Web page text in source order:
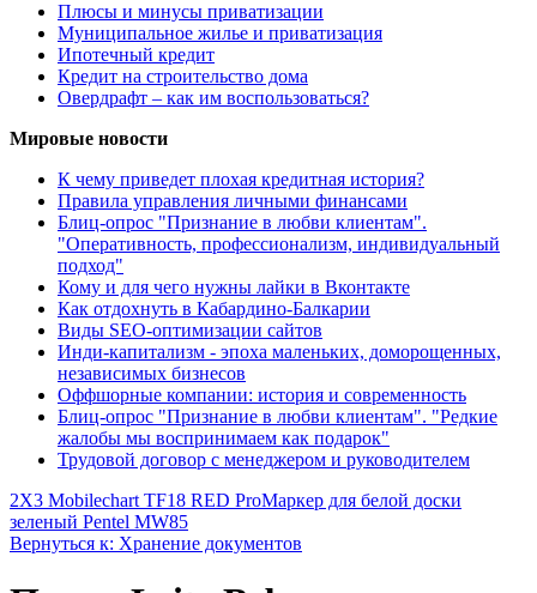
Плюсы и минусы приватизации
Муниципальное жилье и приватизация
Ипотечный кредит
Кредит на строительство дома
Овердрафт – как им воспользоваться?
Мировые новости
К чему приведет плохая кредитная история?
Правила управления личными финансами
Блиц-опрос "Признание в любви клиентам".
"Оперативность, профессионализм, индивидуальный
подход"
Кому и для чего нужны лайки в Вконтакте
Как отдохнуть в Кабардино-Балкарии
Виды SEO-оптимизации сайтов
Инди-капитализм - эпоха маленьких, доморощенных,
независимых бизнесов
Оффшорные компании: история и современность
Блиц-опрос "Признание в любви клиентам". "Редкие
жалобы мы воспринимаем как подарок"
Трудовой договор с менеджером и руководителем
2X3 Mobilechart TF18 RED ProМаркер для белой доски
зеленый Pentel MW85
Вернуться к: Хранение документов